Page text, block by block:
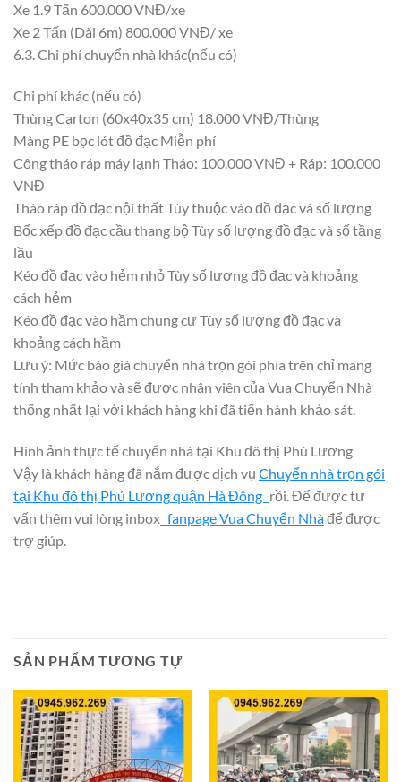
Xe 1.9 Tấn 600.000 VNĐ/xe
Xe 2 Tấn (Dài 6m) 800.000 VNĐ/ xe
6.3. Chi phí chuyển nhà khác(nếu có)
Chi phí khác (nếu có)
Thùng Carton (60x40x35 cm) 18.000 VNĐ/Thùng
Màng PE bọc lót đồ đạc Miễn phí
Công tháo ráp máy lạnh Tháo: 100.000 VNĐ + Ráp: 100.000
VNĐ
Tháo ráp đồ đạc nội thất Tùy thuộc vào đồ đạc và số lượng
Bốc xếp đồ đạc cầu thang bộ Tùy số lượng đồ đạc và số tầng
lầu
Kéo đồ đạc vào hẻm nhỏ Tùy số lượng đồ đạc và khoảng
cách hẻm
Kéo đồ đạc vào hầm chung cư Tùy số lượng đồ đạc và
khoảng cách hầm
Lưu ý: Mức báo giá chuyển nhà trọn gói phía trên chỉ mang
tính tham khảo và sẽ được nhân viên của Vua Chuyển Nhà
thống nhất lại với khách hàng khi đã tiến hành khảo sát.
Hình ảnh thực tế chuyển nhà tại Khu đô thị Phú Lương
Vậy là khách hàng đã nắm được dịch vụ Chuyển nhà trọn gói
tại Khu đô thị Phú Lươngquận Hà Đông rồi. Để được tư
vấn thêm vui lòng inbox fanpage Vua Chuyển Nhàđể được
trợ giúp.
SẢN PHẨM TƯƠNG TỰ